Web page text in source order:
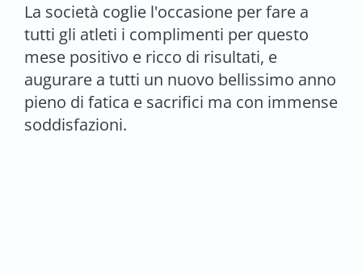
La società coglie l'occasione per fare a
tutti gli atleti i complimenti per questo
mese positivo e ricco di risultati, e
augurare a tutti un nuovo bellissimo anno
pieno di fatica e sacrifici ma con immense
soddisfazioni.